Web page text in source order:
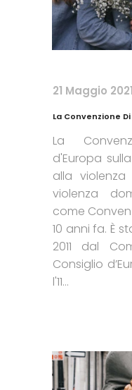
21 Maggio 2021
La Convenzione
La
d'Europa
alla
violenza
come
10 anni fa. È
2011 dal
Consiglio
l'11...